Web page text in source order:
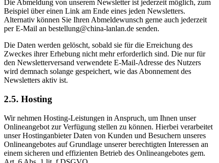
Die Abmeldung von unserem Newsletter ist jederzeit möglich, zum
Beispiel über einen Link am Ende eines jeden Newsletters.
Alternativ können Sie Ihren Abmeldewunsch gerne auch jederzeit
per E-Mail an bestellung@china-lanlan.de senden.
Die Daten werden gelöscht, sobald sie für die Erreichung des
Zweckes ihrer Erhebung nicht mehr erforderlich sind. Die nur für
den Newsletterversand verwendete E-Mail-Adresse des Nutzers
wird demnach solange gespeichert, wie das Abonnement des
Newsletters aktiv ist.
2.5. Hosting
Wir nehmen Hosting-Leistungen in Anspruch, um Ihnen unser
Onlineangebot zur Verfügung stellen zu können. Hierbei verarbeitet
unser Hostinganbieter Daten von Kunden und Besuchern unseres
Onlineangebotes auf Grundlage unserer berechtigten Interessen an
einem sicheren und effizienten Betrieb des Onlineangebotes gem.